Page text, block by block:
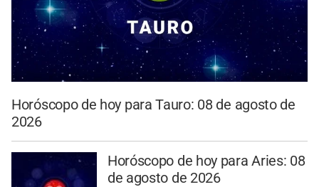
Horóscopo de hoy para Tauro: 08 de agosto de
2026
Horóscopo de hoy para Aries: 08
de agosto de 2026